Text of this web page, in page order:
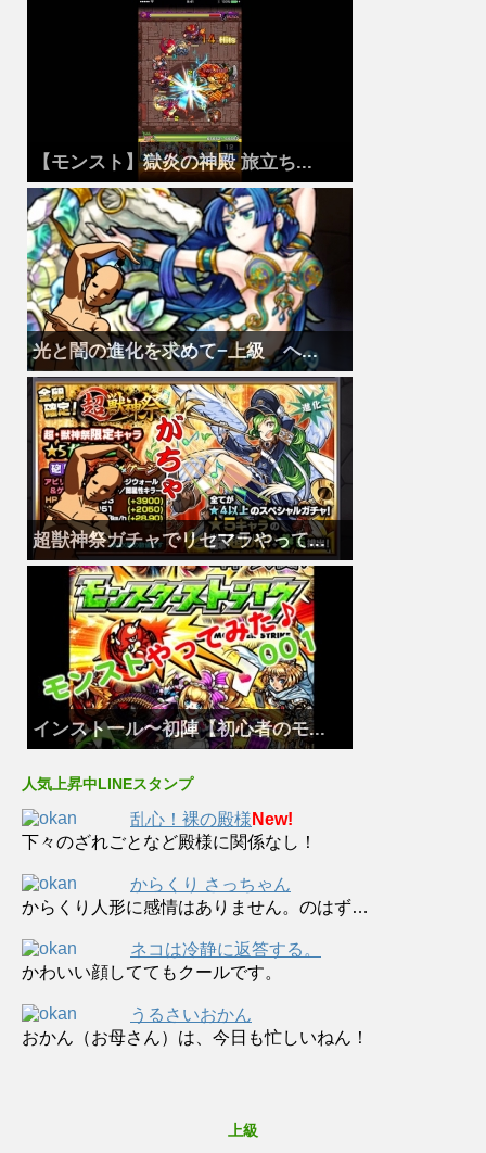
【モンスト】獄炎の神殿 旅立ち...
光と闇の進化を求めて−上級 ヘ...
超獣神祭ガチャでリセマラやって...
インストール〜初陣【初心者のモ...
人気上昇中LINEスタンプ
乱心！裸の殿様 New!
下々のざれごとなど殿様に関係なし！
からくり さっちゃん
からくり人形に感情はありません。のはず…
ネコは冷静に返答する。
かわいい顔しててもクールです。
うるさいおかん
おかん（お母さん）は、今日も忙しいねん！
上級